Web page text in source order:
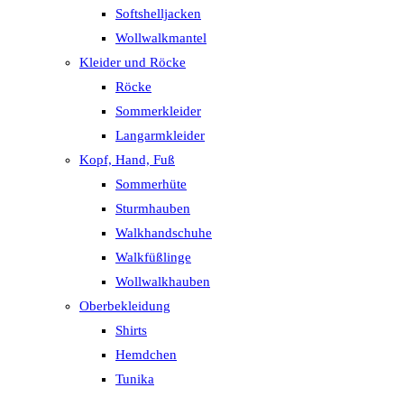
Softshelljacken
Wollwalkmantel
Kleider und Röcke
Röcke
Sommerkleider
Langarmkleider
Kopf, Hand, Fuß
Sommerhüte
Sturmhauben
Walkhandschuhe
Walkfüßlinge
Wollwalkhauben
Oberbekleidung
Shirts
Hemdchen
Tunika